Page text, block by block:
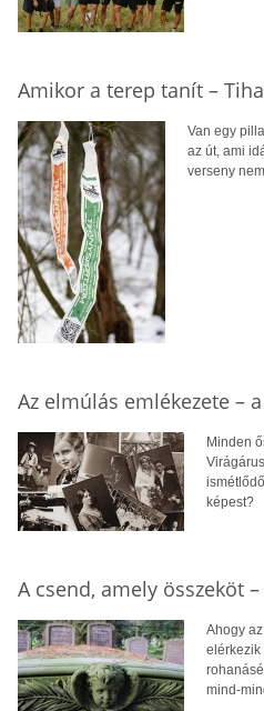
Amikor a terep tanít –
Van egy
az út, ami
verseny
Az elmúlás emlékezete –
Minden
képest?
A csend, amely összeköt
Ahogy
elérkezik
mind-